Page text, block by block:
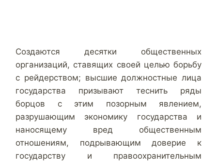
Создаются десятки общественных
организаций, ставящих своей целью борьбу
с рейдерством; высшие должностные лица
государства призывают теснить ряды
борцов с этим позорным явлением,
разрушающим экономику государства и
наносящему вред общественным
отношениям, подрывающим доверие к
государству и правоохранительным